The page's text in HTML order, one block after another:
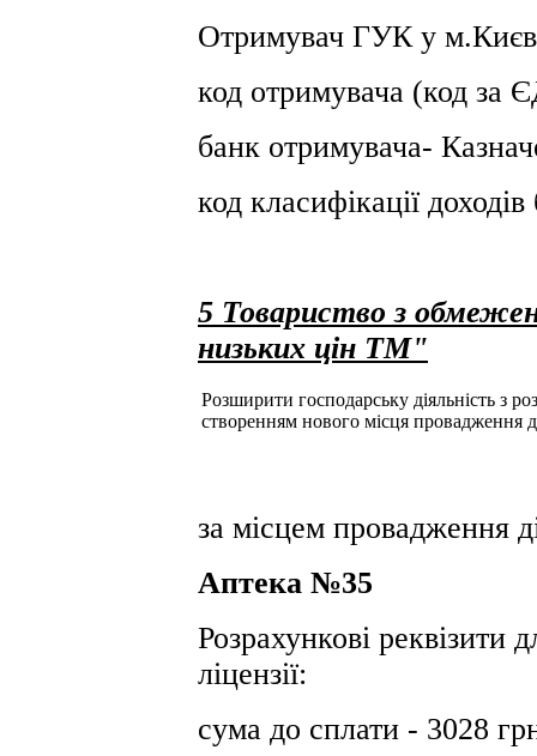
Отримувач ГУК у
код отримувача (код
банк отримувача-
код класифікації
5 Товариство з
низьких цін ТМ"
Розширити господарську діяльність з
створенням нового місця провадження
за місцем провадження
Аптека №35
Розрахункові реквізити
ліцензії:
сума до сплати - 3028